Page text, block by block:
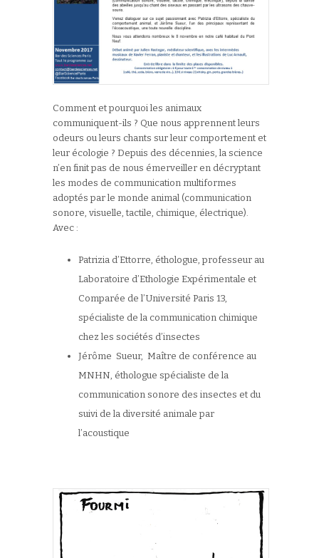
Comment et pourquoi les animaux
communiquent-ils ? Que nous apprennent leurs
odeurs ou leurs chants sur leur comportement et
leur écologie ? Depuis des décennies, la science
n’en finit pas de nous émerveiller en décryptant
les modes de communication multiformes
adoptés par le monde animal (communication
sonore, visuelle, tactile, chimique, électrique).
Avec :
Patrizia d’Ettorre , éthologue, professeur au
Laboratoire d’Ethologie Expérimentale et
Comparée de l’Université Paris 13,
spécialiste de la communication chimique
chez les sociétés d’insectes
Jérôme Sueur, Maître de conférence au
MNHN, éthologue spécialiste de la
communication sonore des insectes et du
suivi de la diversité animale par
l’acoustique